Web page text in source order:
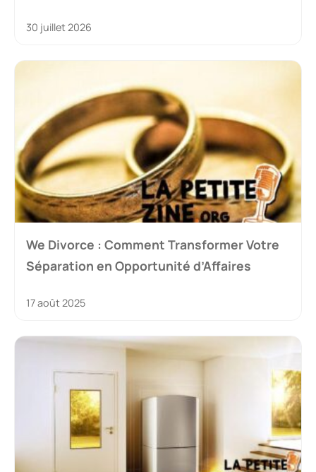
30 juillet 2026
We Divorce : Comment Transformer Votre
Séparation en Opportunité d’Affaires
17 août 2025